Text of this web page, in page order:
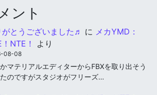
ント
がとうございました♬ に メカYMD：
NTE！
より
08-08
マテリアルエディターからFBXを取り出そう
のですがスタジオがフリーズ…